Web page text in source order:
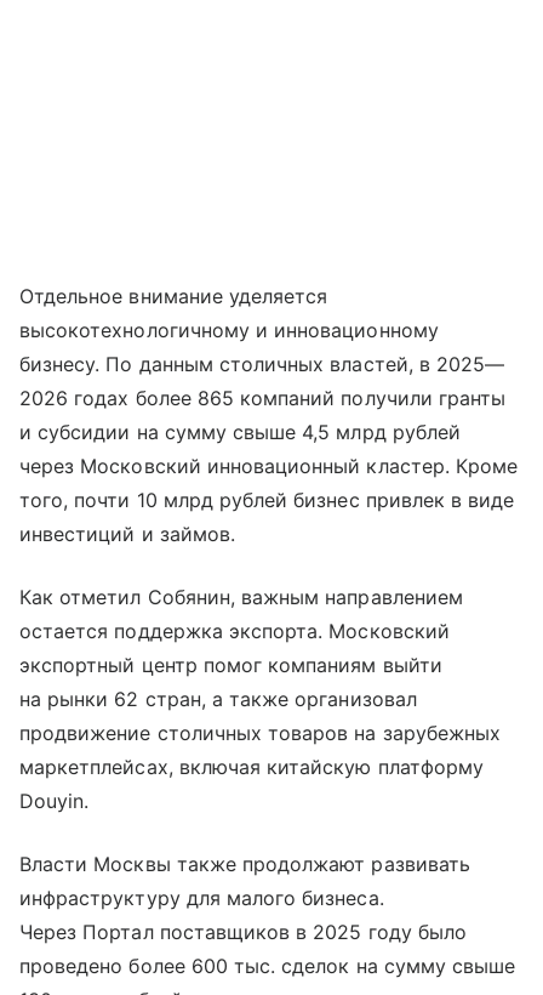
Отдельное внимание уделяется
высокотехнологичному и инновационному
бизнесу. По данным столичных властей, в 2025—
2026 годах более 865 компаний получили гранты
и субсидии на сумму свыше 4,5 млрд рублей
через Московский инновационный кластер. Кроме
того, почти 10 млрд рублей бизнес привлек в виде
инвестиций и займов.
Как отметил Собянин, важным направлением
остается поддержка экспорта. Московский
экспортный центр помог компаниям выйти
на рынки 62 стран, а также организовал
продвижение столичных товаров на зарубежных
маркетплейсах, включая китайскую платформу
Douyin.
Власти Москвы также продолжают развивать
инфраструктуру для малого бизнеса.
Через Портал поставщиков в 2025 году было
проведено более 600 тыс. сделок на сумму свыше